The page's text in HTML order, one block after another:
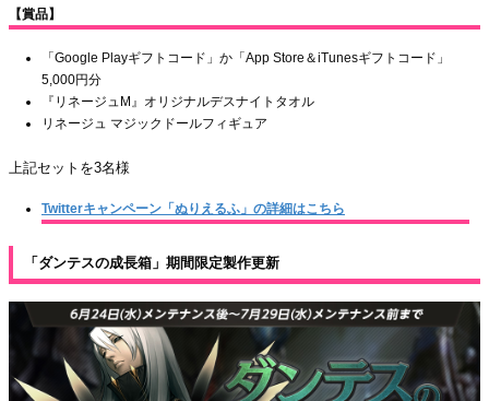
【賞品】
「Google Playギフトコード」か「App Store＆iTunesギフトコード」
5,000円分
『リネージュM』オリジナルデスナイトタオル
リネージュ マジックドールフィギュア
上記セットを3名様
Twitterキャンペーン「ぬりえるふ」の詳細はこちら
「ダンテスの成長箱」期間限定製作更新